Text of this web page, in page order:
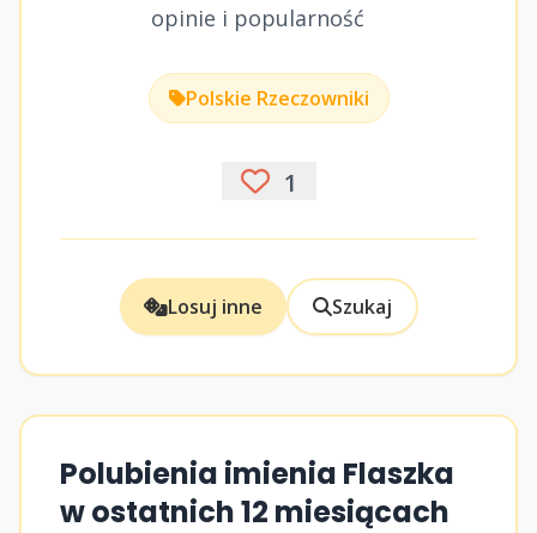
opinie i popularność
Polskie Rzeczowniki
1
Losuj inne Szukaj
Polubienia imienia Flaszka
w ostatnich 12 miesiącach